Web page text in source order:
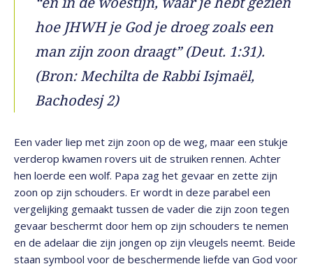
hoe JHWH je God je droeg zoals een
man zijn zoon draagt” (Deut. 1:31).
(Bron: Mechilta de Rabbi Isjmaël,
Bachodesj 2)
Een vader liep met zijn zoon op de weg, maar een stukje
verderop kwamen rovers uit de struiken rennen. Achter
hen loerde een wolf. Papa zag het gevaar en zette zijn
zoon op zijn schouders. Er wordt in deze parabel een
vergelijking gemaakt tussen de vader die zijn zoon tegen
gevaar beschermt door hem op zijn schouders te nemen
en de adelaar die zijn jongen op zijn vleugels neemt. Beide
staan symbool voor de beschermende liefde van God voor